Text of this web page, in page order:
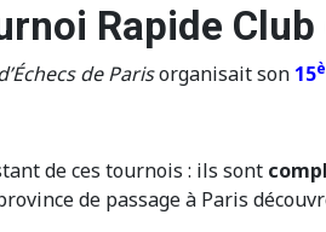
Rapide
de Parisorganisait son 15
de ces tournois : ils sont
de passage à Paris